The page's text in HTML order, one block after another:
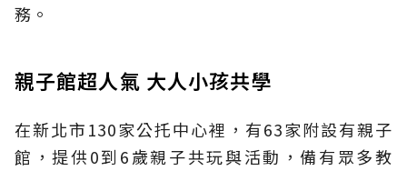
務。
親子館超人氣 大人小孩共學
在新北市130家公托中心裡，有63家附設有親子
館，提供0到6歲親子共玩與活動，備有眾多教